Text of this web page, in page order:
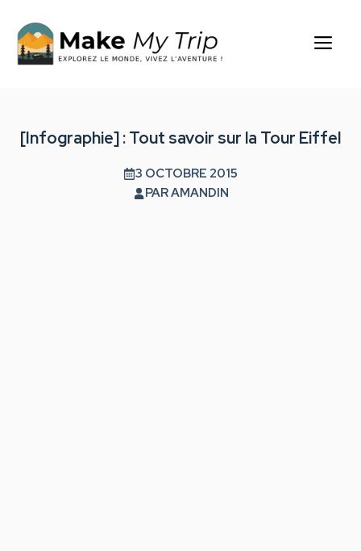
contenu
[Infographie] : Tout savoir sur la Tour Eiffel
3 OCTOBRE 2015
PARAMANDIN